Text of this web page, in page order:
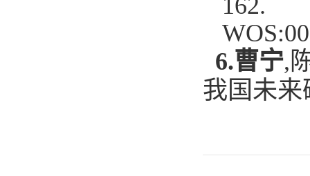
162.
6.曹宁,
我国未